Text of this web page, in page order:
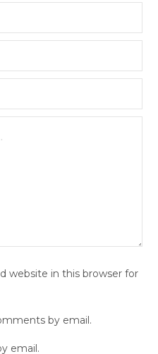
website in this browser for
by email.
email.